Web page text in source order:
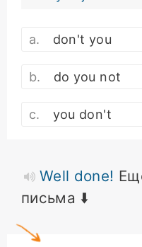
don't you
do you not
you don't
Well done!
письма ⬇️